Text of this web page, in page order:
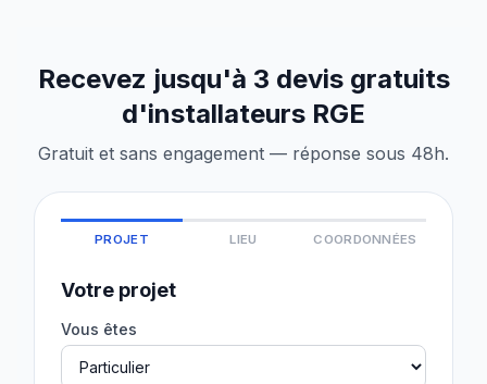
Recevez jusqu'à 3 devis gratuits
d'installateurs RGE
Gratuit et sans engagement — réponse sous 48h.
PROJET LIEU COORDONNÉES
Votre projet
Vous êtes